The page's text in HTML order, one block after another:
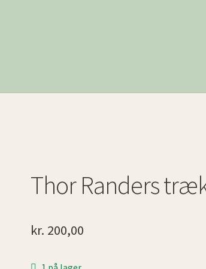
Thor Randers
kr. 200,00